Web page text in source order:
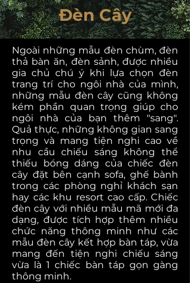
Đèn Cây
Ngoài những mẫu đèn chùm, đèn
thả bàn ăn, đèn sảnh, được nhiều
gia chủ chú ý khi lựa chọn đèn
trang trí cho ngôi nhà của mình,
những mẫu đèn cây cũng không
kém phần quan trọng giúp cho
ngôi nhà của bạn thêm "sang".
Quả thực, những không gian sang
trọng và mang tiện nghi cao về
nhu cầu chiếu sáng không thể
thiếu bóng dáng của chiếc đèn
cây đặt bên cạnh sofa, ghế bành
trong các phòng nghỉ khách sạn
hay các khu resort cao cấp. Chiếc
đèn cây với nhiều mẫu mã mới đa
dạng, được tích hợp thêm nhiều
chức năng thông minh như các
mẫu đèn cây kết hợp bàn táp, vừa
mang đến tiện nghi chiếu sáng
vừa là 1 chiếc bàn táp gọn gàng
thông minh.